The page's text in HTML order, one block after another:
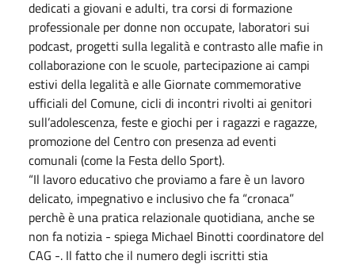
dedicati a giovani e adulti, tra corsi di formazione
professionale per donne non occupate, laboratori sui
podcast, progetti sulla legalità e contrasto alle mafie in
collaborazione con le scuole, partecipazione ai campi
estivi della legalità e alle Giornate commemorative
ufficiali del Comune, cicli di incontri rivolti ai genitori
sull’adolescenza, feste e giochi per i ragazzi e ragazze,
promozione del Centro con presenza ad eventi
comunali (come la Festa dello Sport).
“Il lavoro educativo che proviamo a fare è un lavoro
delicato, impegnativo e inclusivo che fa “cronaca”
perchè è una pratica relazionale quotidiana, anche se
non fa notizia - spiega Michael Binotti coordinatore del
CAG -. Il fatto che il numero degli iscritti stia